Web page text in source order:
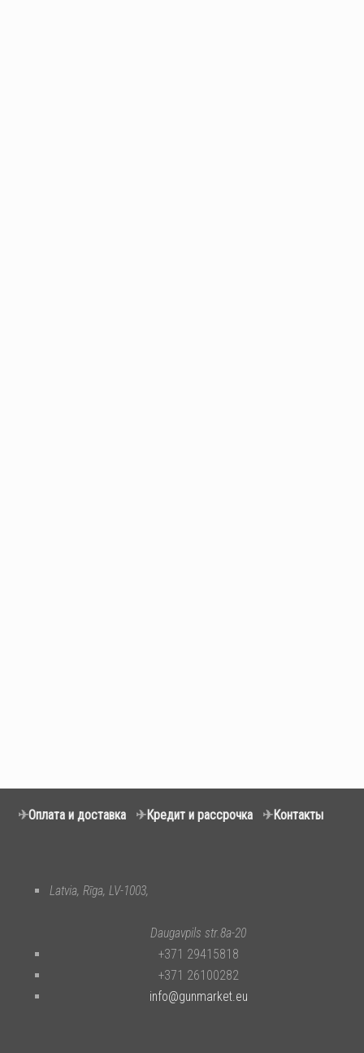
✈Оплата и доставка ✈Кредит и рассрочка ✈Контакты
Latvia, Rīga, LV-1003,
Daugavpils str.8a-20
+371 29415818
+371 26100282
info@gunmarket.eu